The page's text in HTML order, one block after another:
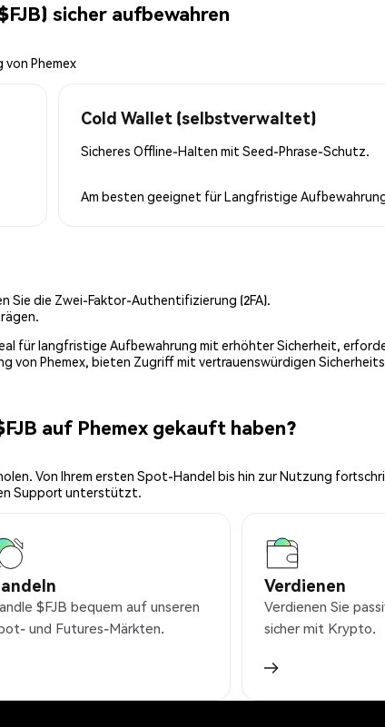
sicher aufbewahren
von Phemex
Cold Wallet (selbstverwaltet)
Sicheres Offline-Halten mit Seed-Phrase-Schutz.
Am besten geeignet fürLangfristige
Sie die Zwei-Faktor-Authentifizierung (2FA).
für langfristige Aufbewahrung mit erhöhter Sicherheit,
von Phemex, bieten Zugriff mit vertrauenswürdigen
auf Phemex gekauft haben?
Von Ihrem ersten Spot-Handel bis hin zur Nutzung
Support unterstützt.
$FJB bequem auf unseren
und Futures-Märkten.
Verdienen
Verdienen Sie
sicher mit Krypto.